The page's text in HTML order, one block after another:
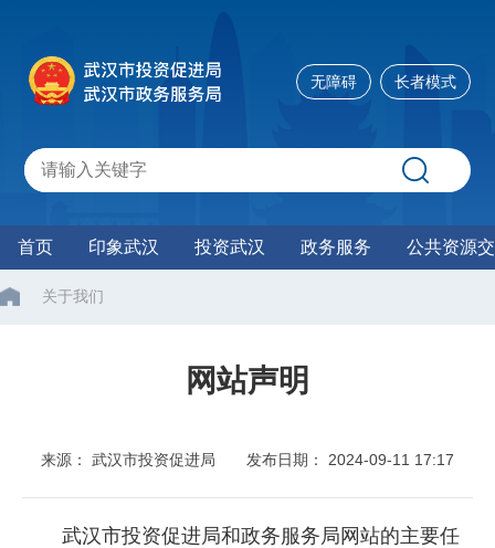
无障碍 长者模式
首页 印象武汉 投资武汉 政务服务 公共资源
关于我们
网站声明
来源： 武汉市投资促进局 发布日期： 2024-09-11 17:17
武汉市投资促进局和政务服务局网站的主要任